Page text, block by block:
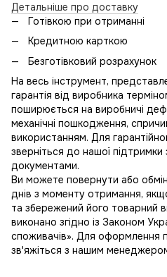
Детальніше про доставку
Готівкою при отриманні
Кредитною карткою
Безготівковий розрахунок
На весь інструмент,
гарантія від виробника
поширюється на виробничі
механічні пошкодження,
використанням. Для
зверніться до нашої
документами.
Ви можете повернути або
днів з моменту отримання,
та збережений його товарний
виконано згідно із Законом
споживачів». Для оформлення
зв'яжіться з нашим